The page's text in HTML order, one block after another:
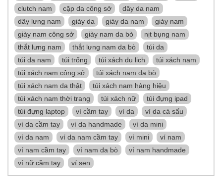
clutch nam
cặp da công sở
dây da nam
dây lưng nam
giày da giày da nam
giày nam
giày nam công sở
giày nam da bò
nịt bụng nam
thắt lưng nam
thắt lưng nam da bò
túi da
túi da nam
túi trống túi xách du lịch
túi xách nam
túi xách nam công sở
túi xách nam da bò
túi xách nam da thật
túi xách nam hàng hiệu
túi xách nam thời trang
túi xách nữ
túi đựng ipad
túi đựng laptop
ví cầm tay ví da
ví da cá sấu
ví da cầm tay
ví da handmade
ví da mini
ví da nam
ví da nam cầm tay ví mini
ví nam
ví nam cầm tay
ví nam da bò
ví nam handmade
ví nữ cầm tay
ví sen